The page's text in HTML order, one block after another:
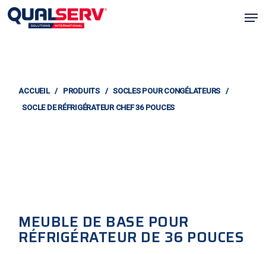
Skip
to
ACCUEIL / PRODUITS / SOCLES POUR CONGÉLATEURS /
SOCLE DE RÉFRIGÉRATEUR CHEF 36 POUCES
MEUBLE DE BASE POUR
RÉFRIGÉRATEUR DE 36 POUCES